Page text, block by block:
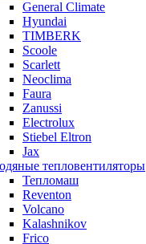
General Climate
Hyundai
TIMBERK
Scoole
Scarlett
Neoclima
Faura
Zanussi
Electrolux
Stiebel Eltron
Jax
тепловентиляторы
Тепломаш
Reventon
Volcano
Kalashnikov
Frico